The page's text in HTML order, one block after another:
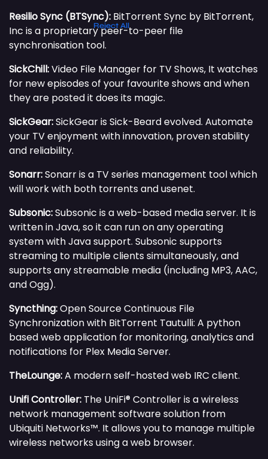
Resilio Sync (BTSync): BitTorrent Sync by BitTorrent,
Inc is a proprietary peer-to-peer file
synchronisation tool.
SickChill:Video File Manager for TV Shows, It watches
for new episodes of your favourite shows and when
they are posted it does its magic.
SickGear:SickGear is Sick-Beard evolved. Automate
your TV enjoyment with innovation, proven stability
and reliability.
Sonarr:Sonarr is a TV series management tool which
will work with both torrents and usenet.
Subsonic:Subsonic is a web-based media server. It is
written in Java, so it can run on any operating
system with Java support. Subsonic supports
streaming to multiple clients simultaneously, and
supports any streamable media (including MP3, AAC,
and Ogg).
Syncthing:Open Source Continuous File
Synchronization with BitTorrent Tautulli: A python
based web application for monitoring, analytics and
notifications for Plex Media Server.
TheLounge:A modern self-hosted web IRC client.
Unifi Controller: The UniFi® Controller is a wireless
network management software solution from
Ubiquiti Networks™. It allows you to manage multiple
wireless networks using a web browser.